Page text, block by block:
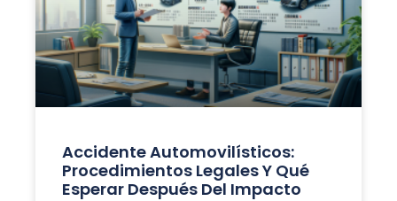
Accidente Automovilísticos:
Procedimientos Legales Y Qué
Esperar Después Del Impacto